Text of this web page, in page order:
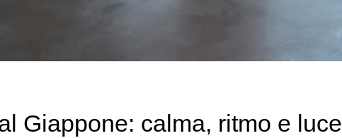
Giappone: calma, ritmo e luce